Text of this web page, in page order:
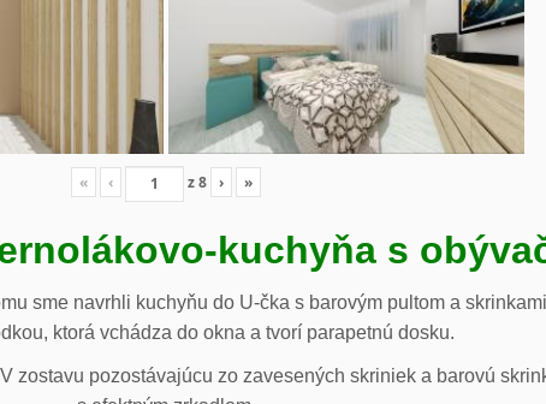
« ‹ z8 › »
kuchyňa s
sme navrhli kuchyňu do U-čka s barovým pultom a
ktorá vchádza do okna a tvorí parapetnú dosku.
zostavu pozostávajúcu zo zavesených skriniek a barovú